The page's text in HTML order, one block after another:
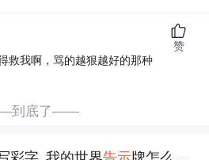
救我啊，骂的越狠越好的那种
赞
到底了——